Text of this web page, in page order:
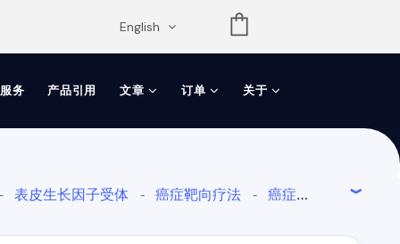
English
服务 产品引用 文章 订单 关于
表皮生长因子受体 - 癌症靶向疗法 -
癌症